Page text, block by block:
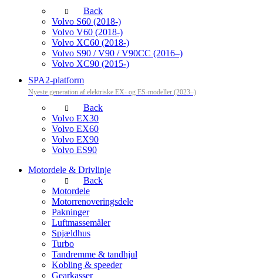
Back
Volvo S60 (2018-)
Volvo V60 (2018-)
Volvo XC60 (2018-)
Volvo S90 / V90 / V90CC (2016–)
Volvo XC90 (2015-)
SPA2-platform
Nyeste generation af elektriske EX- og ES-modeller (2023–)
Back
Volvo EX30
Volvo EX60
Volvo EX90
Volvo ES90
Motordele & Drivlinje
Back
Motordele
Motorrenoveringsdele
Pakninger
Luftmassemåler
Spjældhus
Turbo
Tandremme & tandhjul
Kobling & speeder
Gearkasser